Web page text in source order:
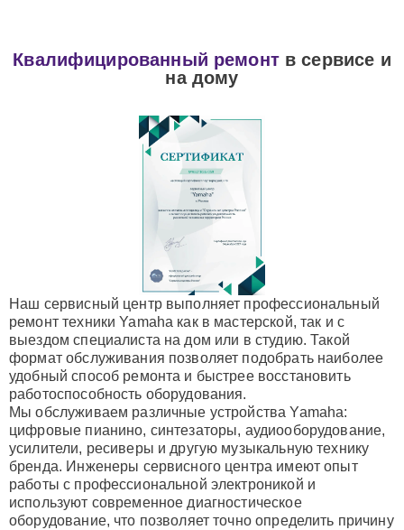
Квалифицированный ремонтв сервисе и
на дому
Наш сервисный центр выполняет профессиональный
ремонт техники Yamaha как в мастерской, так и с
выездом специалиста на дом или в студию. Такой
формат обслуживания позволяет подобрать наиболее
удобный способ ремонта и быстрее восстановить
работоспособность оборудования.
Мы обслуживаем различные устройства Yamaha:
цифровые пианино, синтезаторы, аудиооборудование,
усилители, ресиверы и другую музыкальную технику
бренда. Инженеры сервисного центра имеют опыт
работы с профессиональной электроникой и
используют современное диагностическое
оборудование, что позволяет точно определить причину